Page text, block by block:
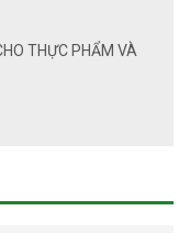
THỰC PHẨM VÀ